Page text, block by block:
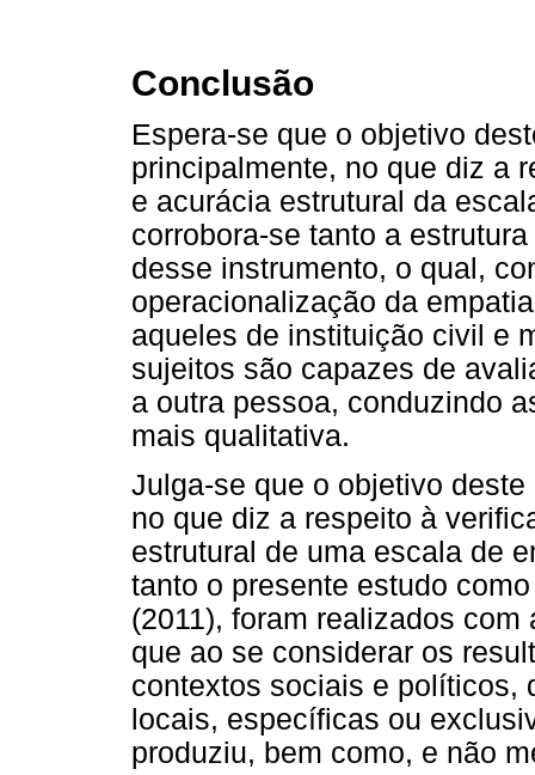
Conclusão
Espera-se que o objetivo
principalmente, no que diz a
e acurácia estrutural da
corrobora-se tanto a
desse instrumento, o qual,
operacionalização da
aqueles de instituição civil e
sujeitos são capazes de
a outra pessoa, conduzindo
mais qualitativa.
Julga-se que o objetivo
no que diz a respeito à
estrutural de uma escala de
tanto o presente estudo
(2011), foram realizados
que ao se considerar os
contextos sociais e políticos,
locais, específicas ou
produziu, bem como, e não